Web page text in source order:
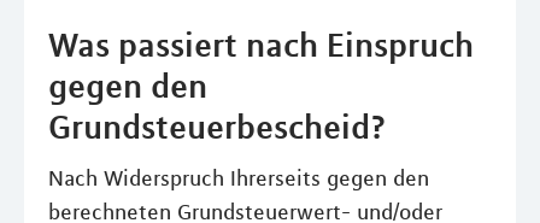
Was passiert nach Einspruch
gegen den
Grundsteuerbescheid?
Nach Widerspruch Ihrerseits gegen den
berechneten Grundsteuerwert- und/oder